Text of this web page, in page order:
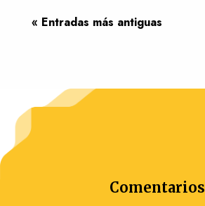
« Entradas más antiguas
Comentarios